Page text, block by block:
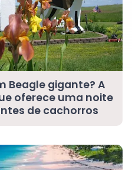
Beagle gigante? A
oferece uma noite
de cachorros